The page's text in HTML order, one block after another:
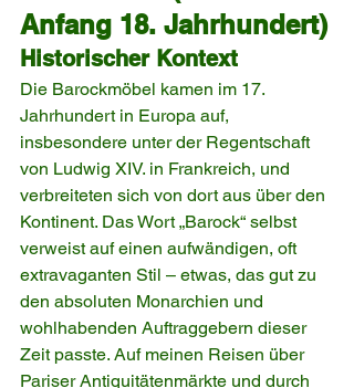
Anfang 18. Jahrhundert)
Historischer Kontext
Die Barockmöbel kamen im 17.
Jahrhundert in Europa auf,
insbesondere unter der Regentschaft
von Ludwig XIV. in Frankreich, und
verbreiteten sich von dort aus über den
Kontinent. Das Wort „Barock“ selbst
verweist auf einen aufwändigen, oft
extravaganten Stil – etwas, das gut zu
den absoluten Monarchien und
wohlhabenden Auftraggebern dieser
Zeit passte. Auf meinen Reisen über
Pariser Antiquitätenmärkte und durch